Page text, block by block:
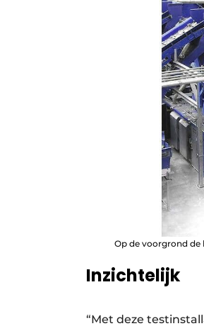
Op de voorgrond de
Inzichtelijk
“Met deze